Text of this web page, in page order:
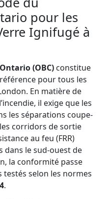
pour les
Ignifugé à
(OBC) constitue
pour tous les
En matière de
il exige que les
les séparations coupe-
corridors de sortie
au feu (FRR)
dans le sud-ouest de
la conformité passe
selon les normes
.